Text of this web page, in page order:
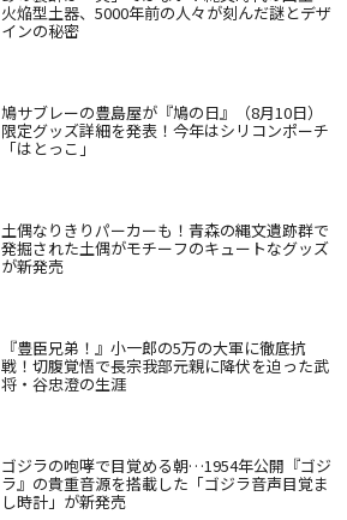
火焔型土器、5000年前の人々が刻んだ謎とデザ
インの秘密
鳩サブレーの豊島屋が『鳩の日』（8月10日）
限定グッズ詳細を発表！今年はシリコンポーチ
「はとっこ」
土偶なりきりパーカーも！青森の縄文遺跡群で
発掘された土偶がモチーフのキュートなグッズ
が新発売
『豊臣兄弟！』小一郎の5万の大軍に徹底抗
戦！切腹覚悟で長宗我部元親に降伏を迫った武
将・谷忠澄の生涯
ゴジラの咆哮で目覚める朝…1954年公開『ゴジ
ラ』の貴重音源を搭載した「ゴジラ音声目覚ま
し時計」が新発売